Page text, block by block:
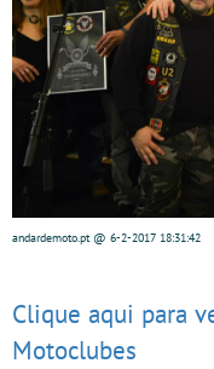
andardemoto.pt@ 6-2-2017 18:31:42
Clique aqui para
Motoclubes